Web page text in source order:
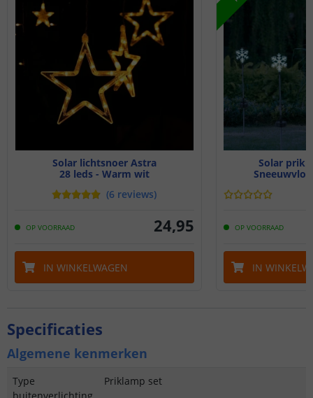
Solar lichtsnoer Astra
28 leds - Warm wit
(6 reviews)
OP VOORRAAD 24,95
IN WINKELWAGEN
Solar
OP VOORRAAD
IN
Specificaties
Algemene kenmerken
Type
Priklamp set